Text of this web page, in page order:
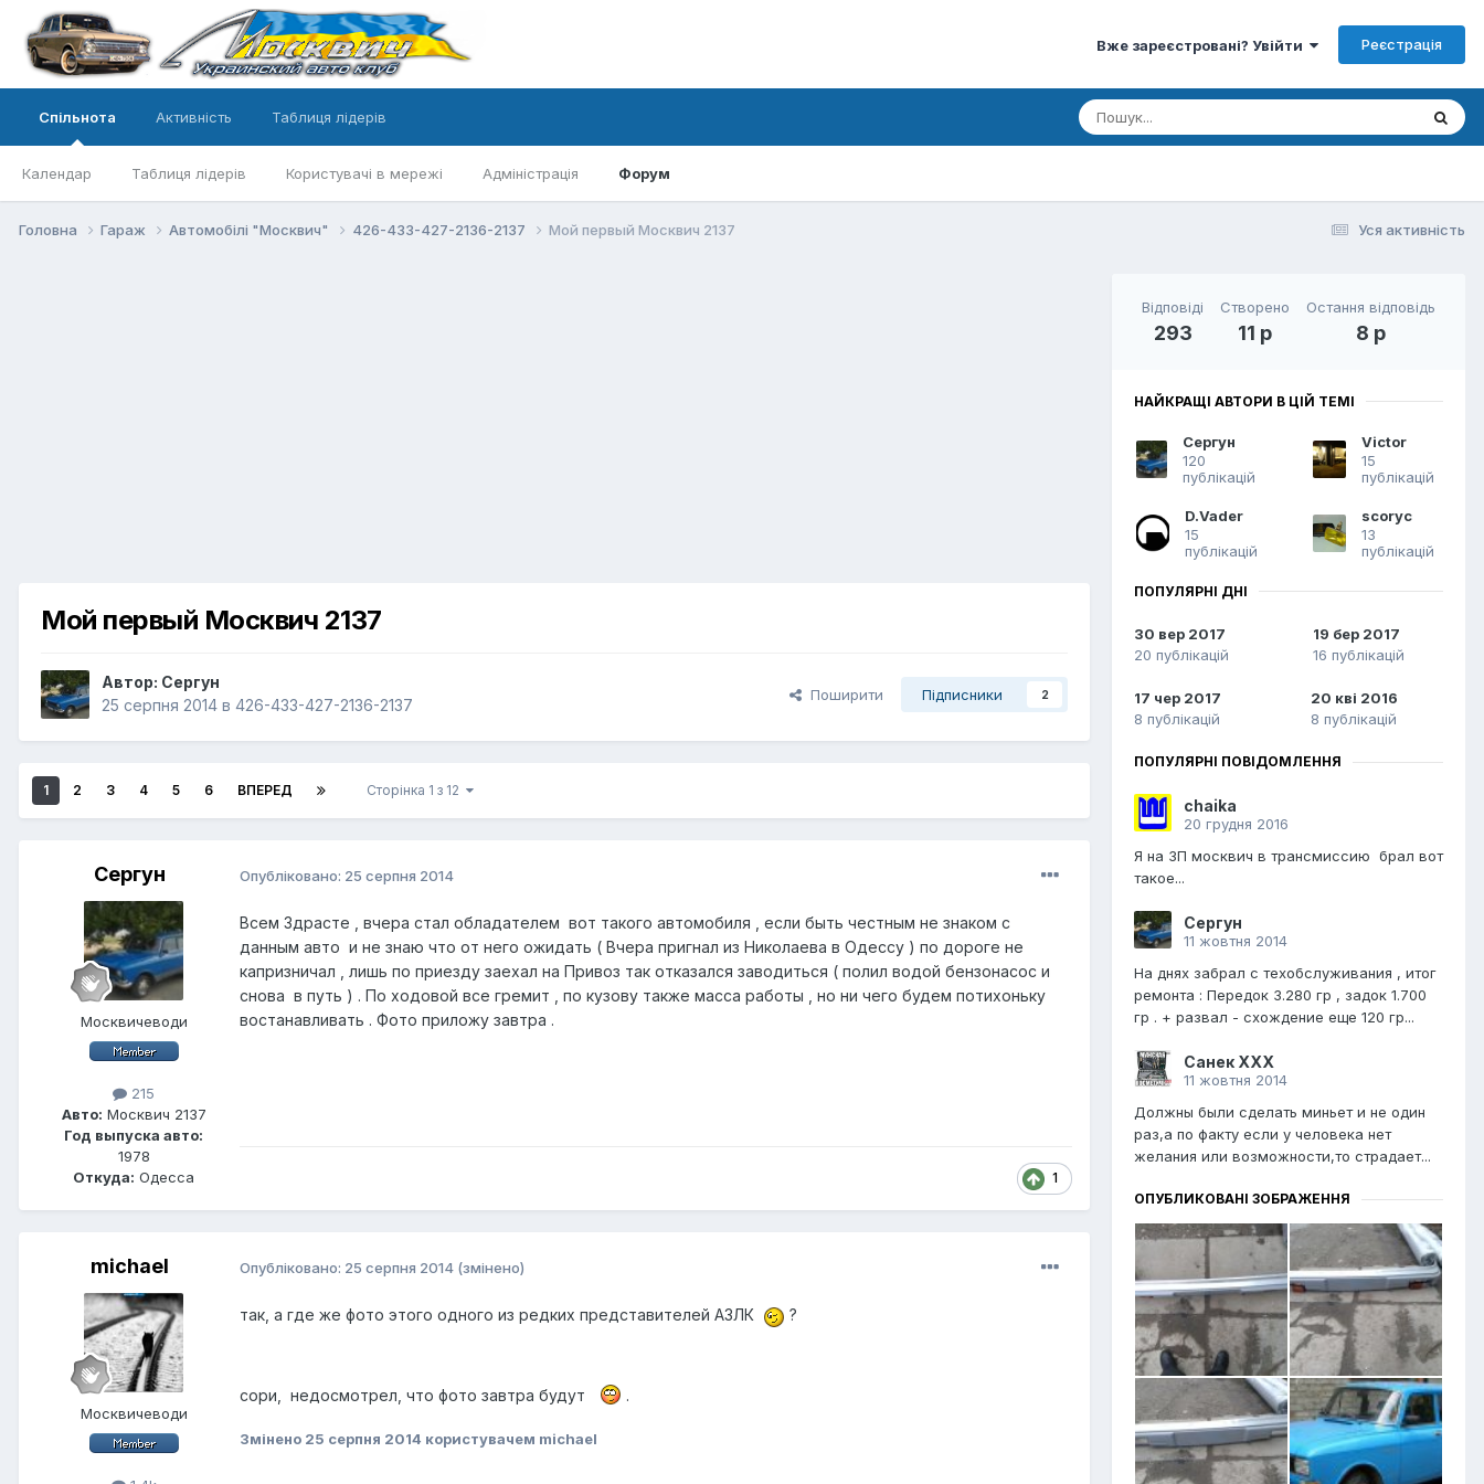
Вже зареєстровані? Увійти Реєстрація
Спільнота
Календар Таблиця лідерів Користувачі в мережі Адміністрація Форум
Активність Таблиця лідерів
Уся активність
Головна Гараж Автомобілі "Москвич" 426-433-427-2136-2137 Мой первый Москвич 2137
Мой первый Москвич 2137
Автор: Сергун
25 серпня 2014 в 426-433-427-2136-2137
Поширити Підписники 2
1 2 3 4 5 6 ВПЕРЕД Сторінка 1 з 12
Сергун
Москвичеводи
215
Авто: Москвич 2137
Год выпуска авто:
1978
Откуда: Одесса
Опубліковано: 25 серпня 2014
Всем Здрасте , вчера стал обладателем вот такого автомобиля , если быть честным не знаком с
данным авто и не знаю что от него ожидать ( Вчера пригнал из Николаева в Одессу ) по дороге не
капризничал , лишь по приезду заехал на Привоз так отказался заводиться ( полил водой бензонасос и
снова в путь ) . По ходовой все гремит , по кузову также масса работы , но ни чего будем потихоньку
востанавливать . Фото приложу завтра .
1
michael
Москвичеводи
Опубліковано: 25 серпня 2014 (змінено)
так, а где же фото этого одного из редких представителей АЗЛК ?
сори, недосмотрел, что фото завтра будут .
Змінено 25 серпня 2014 користувачем michael
Відповіді
293
Створено
11 р
Остання відповідь
8 р
НАЙКРАЩІ АВТОРИ В ЦІЙ ТЕМІ
Сергун
120
публікацій
Victor
15
публікацій
D.Vader
15
публікацій
scoryc
13
публікацій
ПОПУЛЯРНІ ДНІ
30 вер 2017
20 публікацій
19 бер 2017
16 публікацій
17 чер 2017
8 публікацій
20 кві 2016
8 публікацій
ПОПУЛЯРНІ ПОВІДОМЛЕННЯ
chaika
20 грудня 2016
Я на ЗП москвич в трансмиссию брал вот
такое...
Сергун
11 жовтня 2014
На днях забрал с техобслуживания , итог
ремонта : Передок 3.280 гр , задок 1.700
гр . + развал - схождение еще 120 гр...
Санек ХХХ
11 жовтня 2014
Должны были сделать миньет и не один
раз,а по факту если у человека нет
желания или возможности,то страдает...
ОПУБЛИКОВАНІ ЗОБРАЖЕННЯ